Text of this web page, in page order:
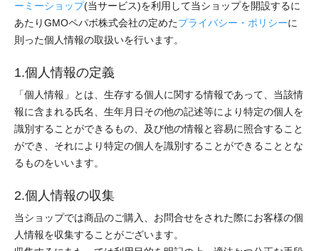
ーミーショップ(当サービス)を利用して当ショップを開設するに
あたりGMOペパボ株式会社の定めたプライバシー・ポリシーに
則った個人情報の取扱いを行います。
1.個人情報の定義
「個人情報」とは、生存する個人に関する情報であって、当該情
報に含まれる氏名、生年月日その他の記述等により特定の個人を
識別することができるもの、及び他の情報と容易に照合すること
ができ、それにより特定の個人を識別することができることとな
るものをいいます。
2.個人情報の収集
当ショップでは商品のご購入、お問合せをされた際にお客様の個
人情報を収集することがございます。